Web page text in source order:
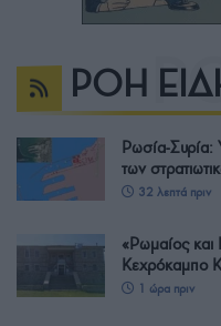
ΡΟΗ
Ρωσία-
των
32 λεπτά πριν
«Ρωμαίος και
Κεχρόκαμπο
1 ώρα πριν